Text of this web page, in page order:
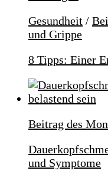
Gesundheit /
und Grippe
8 Tipps: Einer
Beitrag des
und Symptome